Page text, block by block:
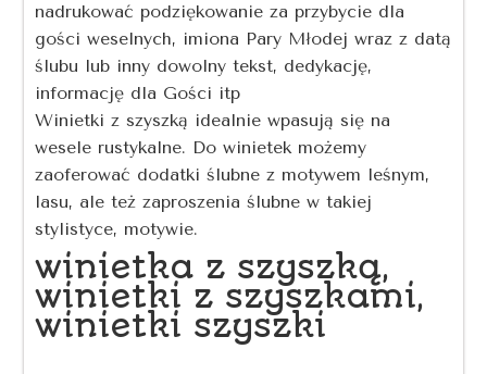
nadrukować podziękowanie za przybycie dla
gości weselnych, imiona Pary Młodej wraz z datą
ślubu lub inny dowolny tekst, dedykację,
informację dla Gości itp
Winietki z szyszką idealnie wpasują się na
wesele rustykalne. Do winietek możemy
zaoferować dodatki ślubne z motywem leśnym,
lasu, ale też zaproszenia ślubne w takiej
stylistyce, motywie.
winietka z szyszką,
winietki z szyszkami,
winietki szyszki